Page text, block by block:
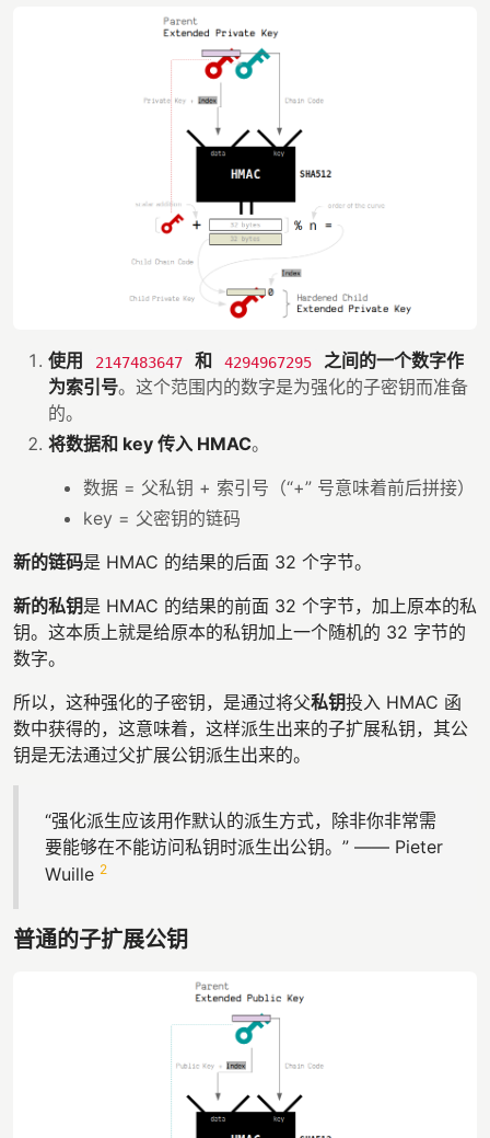
使用 2147483647 和 4294967295
之间的一个数字作
为索引号。这个范围内的数字是为强化的子密钥而准备
的。
将数据和 key 传入 HMAC。
数据 = 父私钥 + 索引号（“+” 号意味着前后拼接）
key = 父密钥的链码
新的链码是 HMAC 的结果的后面 32 个字节。
新的私钥是 HMAC 的结果的前面 32 个字节，加上原本的私
钥。这本质上就是给原本的私钥加上一个随机的 32 字节的
数字。
所以，这种强化的子密钥，是通过将父私钥投入 HMAC 函
数中获得的，这意味着，这样派生出来的子扩展私钥，其公
钥是无法通过父扩展公钥派生出来的。
“强化派生应该用作默认的派生方式，除非你非常需
要能够在不能访问私钥时派生出公钥。” —— Pieter
Wuille 2
普通的子扩展公钥